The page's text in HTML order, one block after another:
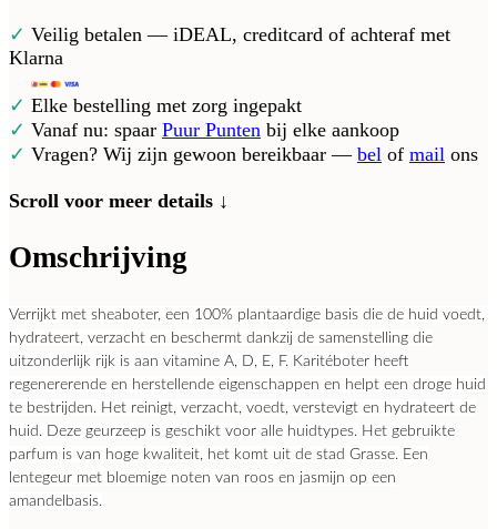
✓ Veilig betalen — iDEAL, creditcard of achteraf met
Klarna
✓ Elke bestelling met zorg ingepakt
✓ Vanaf nu: spaar Puur Punten bij elke aankoop
✓ Vragen? Wij zijn gewoon bereikbaar — bel of mail ons
Scroll voor meer details ↓
Omschrijving
Verrijkt met sheaboter, een 100% plantaardige basis die de huid voedt,
hydrateert, verzacht en beschermt dankzij de samenstelling die
uitzonderlijk rijk is aan vitamine A, D, E, F. Karitéboter heeft
regenererende en herstellende eigenschappen en helpt een droge huid
te bestrijden. Het reinigt, verzacht, voedt, verstevigt en hydrateert de
huid. Deze geurzeep is geschikt voor alle huidtypes. Het gebruikte
parfum is van hoge kwaliteit, het komt uit de stad Grasse. Een
lentegeur met bloemige noten van roos en jasmijn op een
amandelbasis.